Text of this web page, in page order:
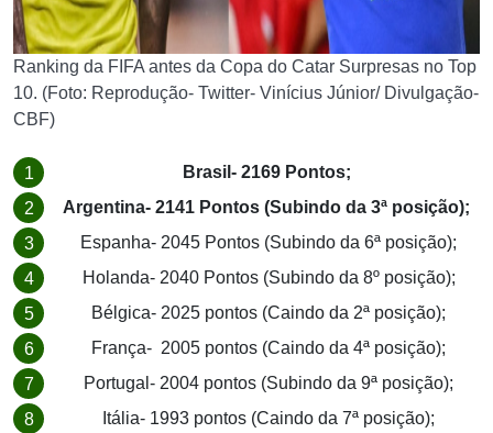
Ranking da FIFA antes da Copa do Catar Surpresas no Top
10. (Foto: Reprodução- Twitter- Vinícius Júnior/ Divulgação-
CBF)
Brasil- 2169 Pontos;
Argentina- 2141 Pontos (Subindo da 3ª posição);
Espanha- 2045 Pontos (Subindo da 6ª posição);
Holanda- 2040 Pontos (Subindo da 8º posição);
Bélgica- 2025 pontos (Caindo da 2ª posição);
França- 2005 pontos (Caindo da 4ª posição);
Portugal- 2004 pontos (Subindo da 9ª posição);
Itália- 1993 pontos (Caindo da 7ª posição);